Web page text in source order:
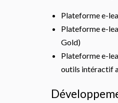
Plateforme e-
Plateforme e-
Gold)
Plateforme e-
outils intéractif